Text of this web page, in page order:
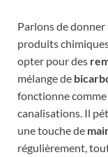
Parlons de donner
produits
opter pour des
mélange de
fonctionne
canalisations. Il
une touche de
régulièrement,